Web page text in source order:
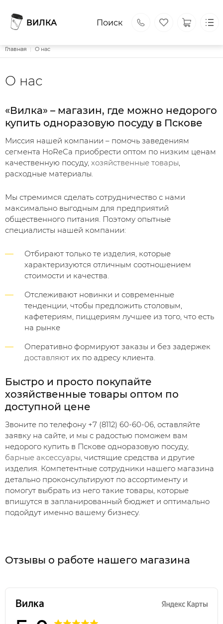
Поиск
Личный кабинет
+7 (8112) 60-60-06 +7 (921) 506-60-06
ВИЛКА Поиск
Строка навигации
Главная О нас
О нас
«Вилка» – магазин, где можно недорого
купить одноразовую посуду в Пскове
Миссия нашей компании – помочь заведениям
сегмента HoReCa приобрести оптом по низким ценам
качественную посуду, хозяйственные товары,
расходные материалы.
Мы стремимся сделать сотрудничество с нами
максимально выгодным для предприятий
общественного питания. Поэтому опытные
специалисты нашей компании:
Отбирают только те изделия, которые
характеризуются отличным соотношением
стоимости и качества.
Отслеживают новинки и современные
тенденции, чтобы предложить столовым,
кафетериям, пиццериям лучшее из того, что есть
на рынке
Оперативно формируют заказы и без задержек
доставляют их по адресу клиента.
Быстро и просто покупайте
хозяйственные товары оптом по
доступной цене
Звоните по телефону +7 (8112) 60-60-06, оставляйте
заявку на сайте, и мы с радостью поможем вам
недорого купить в Пскове одноразовую посуду,
барные аксессуары, чистящие средства и другие
изделия. Компетентные сотрудники нашего магазина
детально проконсультируют по ассортименту и
помогут выбрать из него такие товары, которые
впишутся в запланированный бюджет и оптимально
подойдут именно вашему бизнесу.
Отзывы о работе нашего магазина